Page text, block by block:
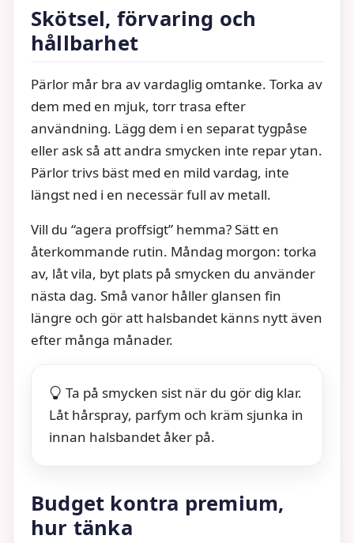
Skötsel, förvaring och
hållbarhet
Pärlor mår bra av vardaglig omtanke. Torka av
dem med en mjuk, torr trasa efter
användning. Lägg dem i en separat tygpåse
eller ask så att andra smycken inte repar ytan.
Pärlor trivs bäst med en mild vardag, inte
längst ned i en necessär full av metall.
Vill du “agera proffsigt” hemma? Sätt en
återkommande rutin. Måndag morgon: torka
av, låt vila, byt plats på smycken du använder
nästa dag. Små vanor håller glansen fin
längre och gör att halsbandet känns nytt även
efter många månader.
Ta på smycken sist när du gör dig klar.
Låt hårspray, parfym och kräm sjunka in
innan halsbandet åker på.
Budget kontra premium,
hur tänka